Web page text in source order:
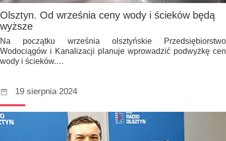
Olsztyn. Od września ceny wody i ścieków będą
wyższe
Na początku września olsztyńskie Przedsiębiorstwo
Wodociągów i Kanalizacji planuje wprowadzić podwyżkę cen
wody i ścieków.…
19 sierpnia 2024